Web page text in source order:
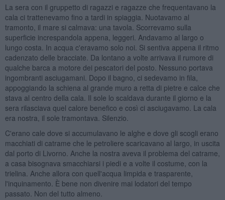
La sera con il gruppetto di ragazzi e ragazze che frequentavano la
cala ci trattenevamo fino a tardi in spiaggia. Nuotavamo al
tramonto, il mare si calmava: una tavola. Scorrevamo sulla
superficie increspandola appena, leggeri. Andavamo al largo o
lungo costa. In acqua c'eravamo solo noi. Si sentiva appena il ritmo
cadenzato delle bracciate. Da lontano a volte arrivava il rumore di
qualche barca a motore dei pescatori del posto. Nessuno portava
ingombranti asciugamani. Dopo il bagno, ci sedevamo in fila,
appoggiando la schiena al grande muro a retta di pietre e calce che
stava al centro della cala. Il sole lo scaldava durante il giorno e la
sera rilasciava quel calore benefico e così ci asciugavamo. La cala
era nostra, il sole tramontava. Silenzio.
C'erano cale dove si accumulavano le alghe e dove gli scogli erano
macchiati di catrame che le petroliere scaricavano al largo, in uscita
dal porto di Livorno. Anche la nostra aveva il problema del catrame,
a casa bisognava smacchiarsi i piedi e a volte il costume, con la
trielina. Anche allora con quell'acqua limpida e trasparente,
l'inquinamento. È bene non divenire mai lodatori del tempo
passato. Non del tutto almeno.